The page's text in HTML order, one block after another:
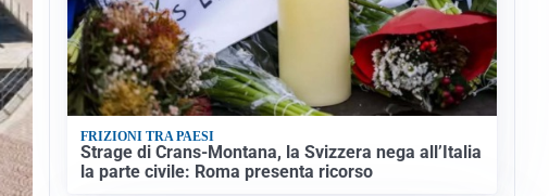
FRIZIONI TRA PAESI
Strage di Crans-Montana, la Svizzera nega all’Italia
la parte civile: Roma presenta ricorso